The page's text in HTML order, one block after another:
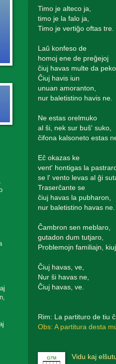
Timo je alteco ja,
timo je la falo ja,
Timo je vertiĝo oftas tre.
Laŭ konfeso de
homoj ene de preĝejoj
ĉiuj havas multe da
Ĉiuj havis iun
unuan amoranton,
nur baletistino havis ne.
Ne estas orelmuko
al ŝi, nek sur buŝ' suko,
ĉifona kalsoneto estas
Eĉ okazas ke
vent' hontigas la
se l' vento levas al ĝi
Traserĉante se
ĉiuj havas la pubharon,
nur baletistino havas ne.
Ĉambron sen meblaro,
gutadon dum tutjaro,
Problemojn familiajn,
Ĉiuj havas, ve,
Nur ŝi havas ne,
Ĉiuj havas, ve.
Rim: La partituro de tiu
Obs: A partitura desta
Vidu kaj